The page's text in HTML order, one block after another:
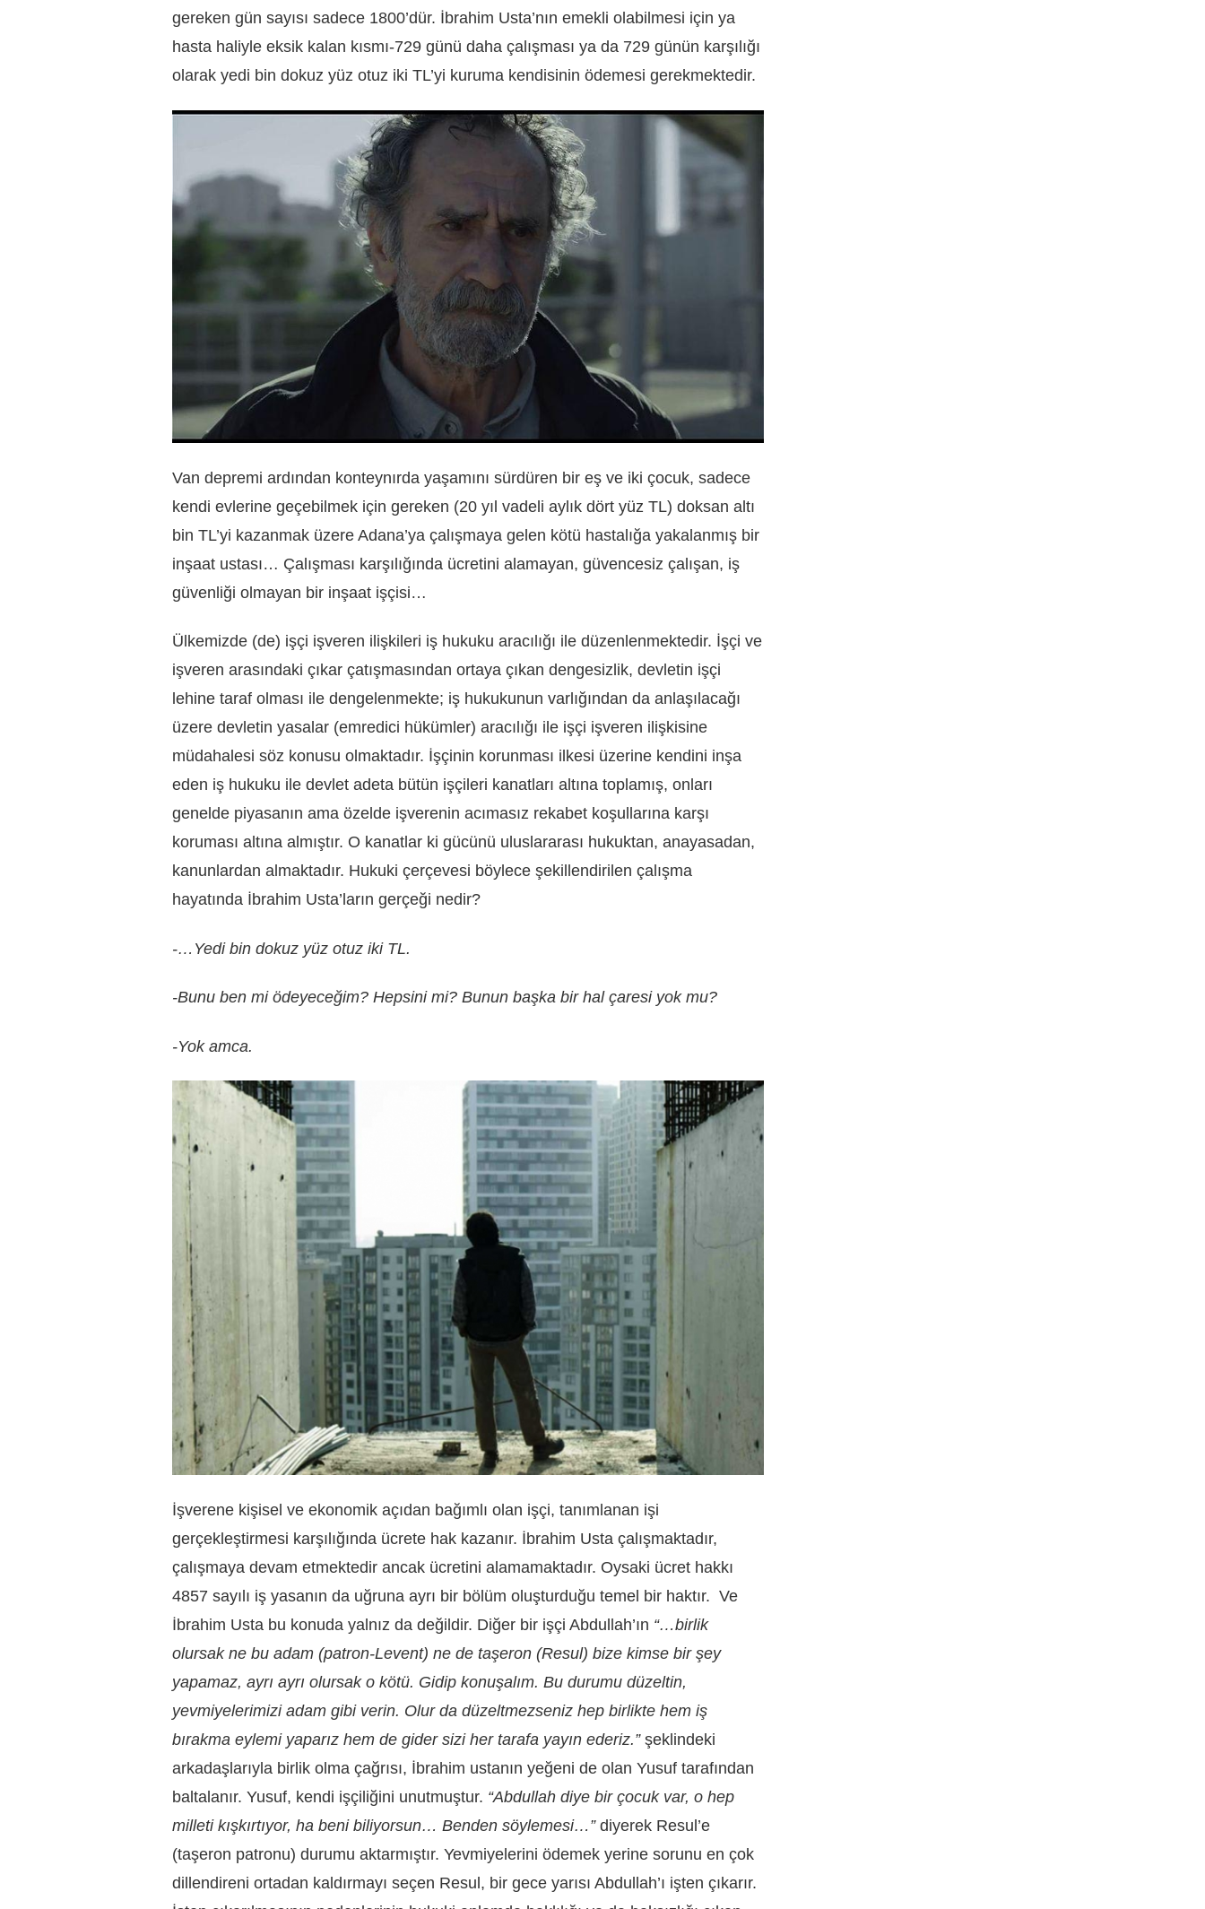
gereken gün sayısı sadece 1800’dür. İbrahim Usta’nın emekli olabilmesi için ya
hasta haliyle eksik kalan kısmı-729 günü daha çalışması ya da 729 günün karşılığı
olarak yedi bin dokuz yüz otuz iki TL’yi kuruma kendisinin ödemesi gerekmektedir.
Van depremi ardından konteynırda yaşamını sürdüren bir eş ve iki çocuk, sadece
kendi evlerine geçebilmek için gereken (20 yıl vadeli aylık dört yüz TL) doksan altı
bin TL’yi kazanmak üzere Adana’ya çalışmaya gelen kötü hastalığa yakalanmış bir
inşaat ustası… Çalışması karşılığında ücretini alamayan, güvencesiz çalışan, iş
güvenliği olmayan bir inşaat işçisi…
Ülkemizde (de) işçi işveren ilişkileri iş hukuku aracılığı ile düzenlenmektedir. İşçi ve
işveren arasındaki çıkar çatışmasından ortaya çıkan dengesizlik, devletin işçi
lehine taraf olması ile dengelenmekte; iş hukukunun varlığından da anlaşılacağı
üzere devletin yasalar (emredici hükümler) aracılığı ile işçi işveren ilişkisine
müdahalesi söz konusu olmaktadır. İşçinin korunması ilkesi üzerine kendini inşa
eden iş hukuku ile devlet adeta bütün işçileri kanatları altına toplamış, onları
genelde piyasanın ama özelde işverenin acımasız rekabet koşullarına karşı
koruması altına almıştır. O kanatlar ki gücünü uluslararası hukuktan, anayasadan,
kanunlardan almaktadır. Hukuki çerçevesi böylece şekillendirilen çalışma
hayatında İbrahim Usta’ların gerçeği nedir?
-…Yedi bin dokuz yüz otuz iki TL.
-Bunu ben mi ödeyeceğim? Hepsini mi? Bunun başka bir hal çaresi yok mu?
-Yok amca.
İşverene kişisel ve ekonomik açıdan bağımlı olan işçi, tanımlanan işi
gerçekleştirmesi karşılığında ücrete hak kazanır. İbrahim Usta çalışmaktadır,
çalışmaya devam etmektedir ancak ücretini alamamaktadır. Oysaki ücret hakkı
4857 sayılı iş yasanın da uğruna ayrı bir bölüm oluşturduğu temel bir haktır. Ve
İbrahim Usta bu konuda yalnız da değildir. Diğer bir işçi Abdullah’ın “…birlik
olursak ne bu adam (patron-Levent) ne de taşeron (Resul) bize kimse bir şey
yapamaz, ayrı ayrı olursak o kötü. Gidip konuşalım. Bu durumu düzeltin,
yevmiyelerimizi adam gibi verin. Olur da düzeltmezseniz hep birlikte hem iş
bırakma eylemi yaparız hem de gider sizi her tarafa yayın ederiz.”şeklindeki
arkadaşlarıyla birlik olma çağrısı, İbrahim ustanın yeğeni de olan Yusuf tarafından
baltalanır. Yusuf, kendi işçiliğini unutmuştur. “Abdullah diye bir çocuk var, o hep
milleti kışkırtıyor, ha beni biliyorsun… Benden söylemesi…”diyerek Resul’e
(taşeron patronu) durumu aktarmıştır. Yevmiyelerini ödemek yerine sorunu en çok
dillendireni ortadan kaldırmayı seçen Resul, bir gece yarısı Abdullah’ı işten çıkarır.